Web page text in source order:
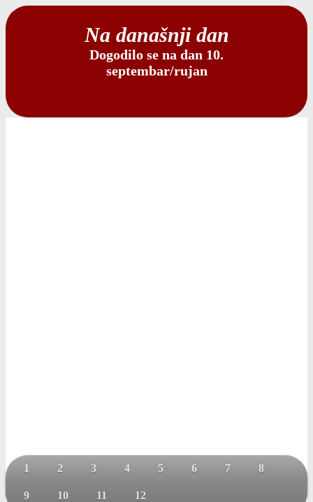
Na današnji dan
Dogodilo se na dan 10.
septembar/rujan
1 2 3 4 5 6 7 8
9 10 11 12